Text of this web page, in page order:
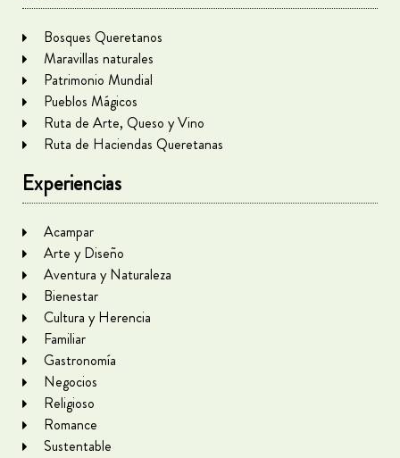
Bosques Queretanos
Maravillas naturales
Patrimonio Mundial
Pueblos Mágicos
Ruta de Arte, Queso y Vino
Ruta de Haciendas Queretanas
Experiencias
Acampar
Arte y Diseño
Aventura y Naturaleza
Bienestar
Cultura y Herencia
Familiar
Gastronomía
Negocios
Religioso
Romance
Sustentable